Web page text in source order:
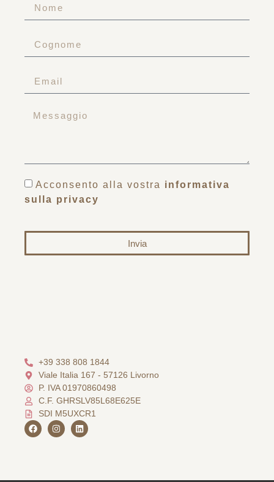
Acconsento alla vostra informativa
sulla privacy
Invia
+39 338 808 1844
Viale Italia 167 - 57126 Livorno
P. IVA 01970860498
C.F. GHRSLV85L68E625E
SDI M5UXCR1